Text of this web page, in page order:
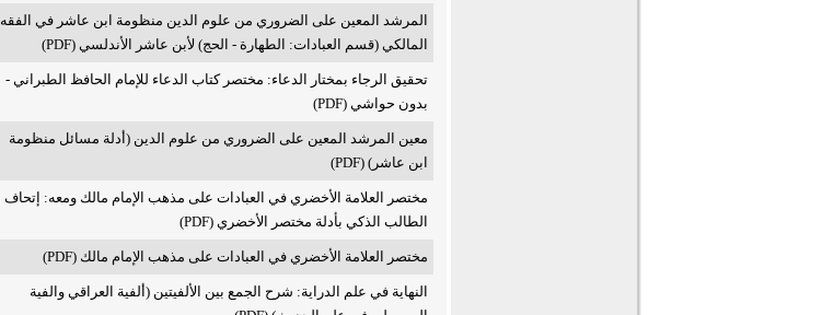
المرشد المعين على الضروري من علوم الدين منظومة ابن عاشر في الفقه
المالكي (قسم العبادات: الطهارة - الحج) لأبن عاشر الأندلسي (PDF)
تحقيق الرجاء بمختار الدعاء: مختصر كتاب الدعاء للإمام الحافظ الطبراني -
بدون حواشي (PDF)
معين المرشد المعين على الضروري من علوم الدين (أدلة مسائل منظومة
ابن عاشر) (PDF)
مختصر العلامة الأخضري في العبادات على مذهب الإمام مالك ومعه: إتحاف
الطالب الذكي بأدلة مختصر الأخضري (PDF)
مختصر العلامة الأخضري في العبادات على مذهب الإمام مالك (PDF)
النهاية في علم الدراية: شرح الجمع بين الألفيتين (ألفية العراقي والفية